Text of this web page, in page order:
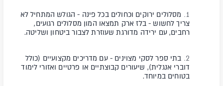
מסלולים ירוקים וכחולים בכל פינה - הגולש המתחיל לא
צריך לחשוש - בלז ארק תמצאו המון מסלולים רגועים,
רחבים, עם ירידה מדורגת שעוזרת לצבור ביטחון ושליטה.
בתי ספר לסקי מצוינים - עם מדריכים מקצועיים (כולל
דוברי אנגלית), שיעורים קבוצתיים או פרטיים ואזורי לימוד
בטוחים במיוחד.